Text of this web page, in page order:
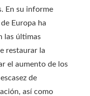
En su informe
Europa ha
las últimas
restaurar la
el aumento de los
de
así como